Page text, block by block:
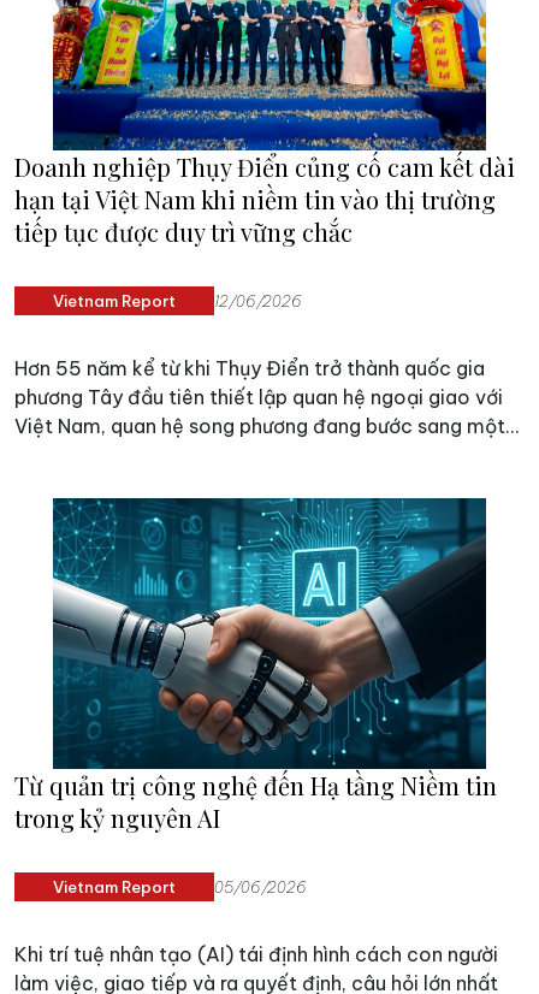
Doanh nghiệp Thụy Điển củng cố cam kết dài
hạn tại Việt Nam khi niềm tin vào thị trường
tiếp tục được duy trì vững chắc
Vietnam Report 12/06/2026
Hơn 55 năm kể từ khi Thụy Điển trở thành quốc gia
phương Tây đầu tiên thiết lập quan hệ ngoại giao với
Việt Nam, quan hệ song phương đang bước sang một
Từ quản trị công nghệ đến Hạ tầng Niềm tin
trong kỷ nguyên AI
Vietnam Report 05/06/2026
Khi trí tuệ nhân tạo (AI) tái định hình cách con người
làm việc, giao tiếp và ra quyết định, câu hỏi lớn nhất